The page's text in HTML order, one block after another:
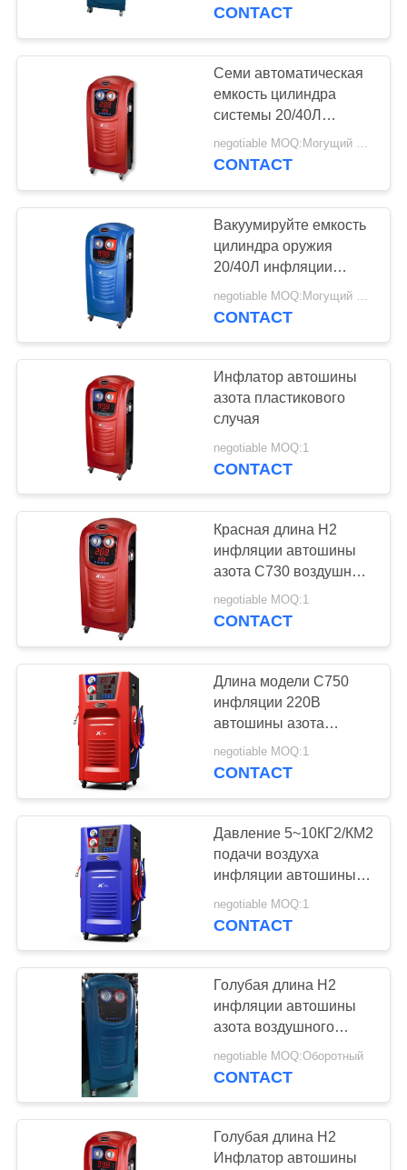
КАЧЕСТВА
СВЯЖИТЕСЬ
СПРОСИТЕ
ЦИТАТУ
САЙТА
PRIVACY
POLICY
азота емкости
CONTACT
Семи автоматическая
емкость цилиндра
системы 20/40Л
вакуума оружия
инфляции автошины
negotiable MOQ:Могущий быть предметом переговоров
CONTACT
Вакуумируйте емкость
цилиндра оружия
20/40Л инфляции
Инфлатор автошины
азота системы
CONTACT
Инфлатор автошины
азота пластикового
случая
negotiable MOQ:1
CONTACT
Красная длина Н2
инфляции автошины
азота С730 воздушного
фильтра качества 10М
65КГС шланга
negotiable MOQ:1
CONTACT
Длина модели С750
инфляции 220В
автошины азота
минибуса автомобиля
автошин С750 4
negotiable MOQ:1
CONTACT
Давление 5~10КГ2/КМ2
подачи воздуха
инфляции автошины
азота С750
negotiable MOQ:1
CONTACT
Голубая длина Н2
инфляции автошины
азота воздушного
фильтра качества 10М
65КГС шланга
negotiable MOQ:Оборотный
CONTACT
Голубая длина Н2
Инфлатор автошины